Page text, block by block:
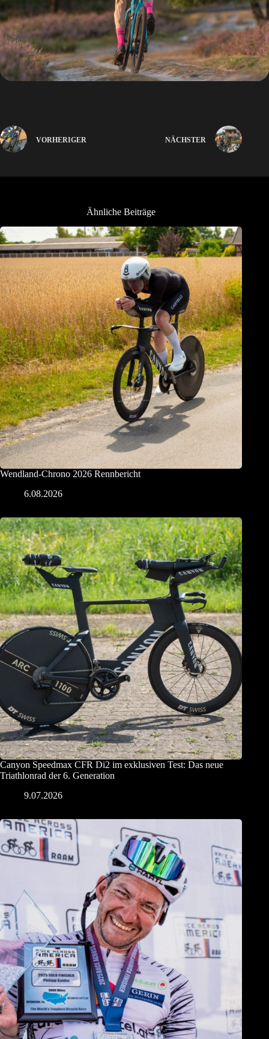
VORHERIGER NÄCHSTER
Ähnliche Beiträge
Wendland-Chrono 2026 Rennbericht
6.08.2026
Canyon Speedmax CFR Di2 im exklusiven Test: Das neue
Triathlonrad der 6. Generation
9.07.2026